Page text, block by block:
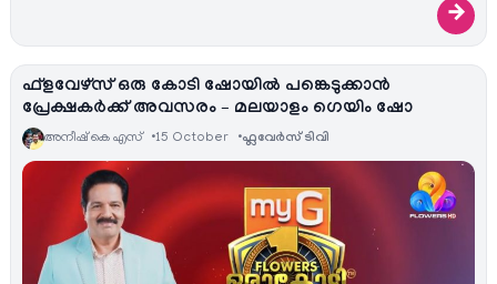
→
ഫ്‌ളവേഴ്‌സ് ഒരു കോടി ഷോയില്‍ പങ്കെടുക്കാന്‍
പ്രേക്ഷകര്‍ക്ക്‌ അവസരം – മലയാളം ഗെയിം ഷോ
അനീഷ്‌ കെ എസ് 15 October ഫ്ലവേര്‍സ് ടിവി